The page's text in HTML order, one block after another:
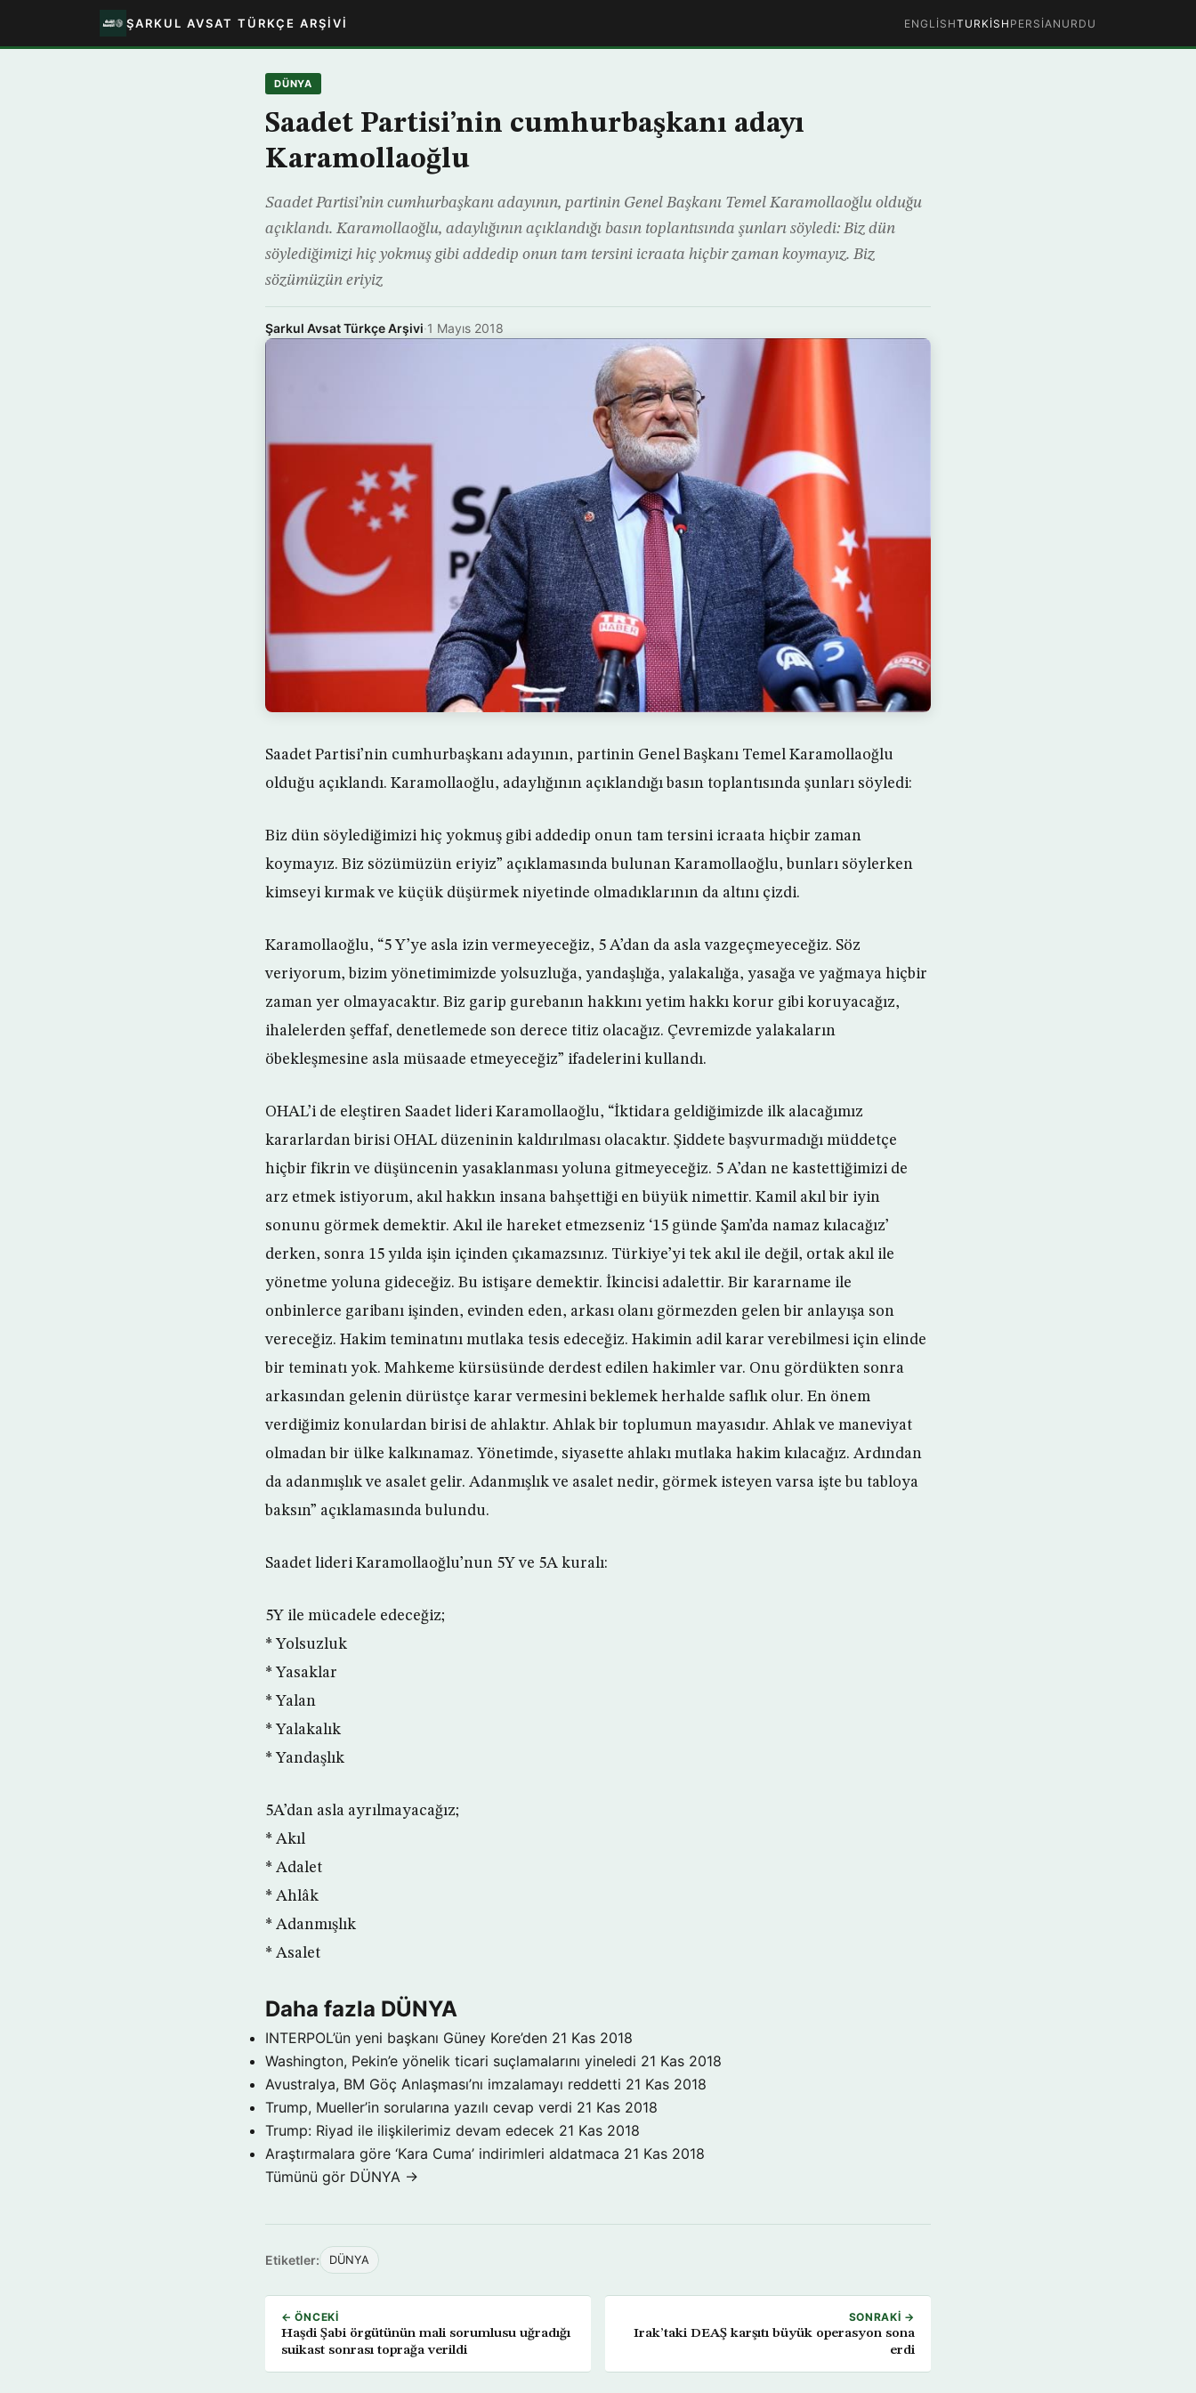
ŞARKUL AVSAT TÜRKÇE ARŞIVI ENGLISHTURKISH PERSIAN URDU
DÜNYA
Saadet Partisi’nin cumhurbaşkanı adayı
Karamollaoğlu
Saadet Partisi’nin cumhurbaşkanı adayının, partinin Genel Başkanı Temel Karamollaoğlu olduğu
açıklandı. Karamollaoğlu, adaylığının açıklandığı basın toplantısında şunları söyledi: Biz dün
söylediğimizi hiç yokmuş gibi addedip onun tam tersini icraata hiçbir zaman koymayız. Biz
sözümüzün eriyiz
Şarkul Avsat Türkçe Arşivi·1 Mayıs 2018
Saadet Partisi’nin cumhurbaşkanı adayının, partinin Genel Başkanı Temel Karamollaoğlu
olduğu açıklandı. Karamollaoğlu, adaylığının açıklandığı basın toplantısında şunları söyledi:
Biz dün söylediğimizi hiç yokmuş gibi addedip onun tam tersini icraata hiçbir zaman
koymayız. Biz sözümüzün eriyiz” açıklamasında bulunan Karamollaoğlu, bunları söylerken
kimseyi kırmak ve küçük düşürmek niyetinde olmadıklarının da altını çizdi.
Karamollaoğlu, “5 Y’ye asla izin vermeyeceğiz, 5 A’dan da asla vazgeçmeyeceğiz. Söz
veriyorum, bizim yönetimimizde yolsuzluğa, yandaşlığa, yalakalığa, yasağa ve yağmaya hiçbir
zaman yer olmayacaktır. Biz garip gurebanın hakkını yetim hakkı korur gibi koruyacağız,
ihalelerden şeffaf, denetlemede son derece titiz olacağız. Çevremizde yalakaların
öbekleşmesine asla müsaade etmeyeceğiz” ifadelerini kullandı.
OHAL’i de eleştiren Saadet lideri Karamollaoğlu, “İktidara geldiğimizde ilk alacağımız
kararlardan birisi OHAL düzeninin kaldırılması olacaktır. Şiddete başvurmadığı müddetçe
hiçbir fikrin ve düşüncenin yasaklanması yoluna gitmeyeceğiz. 5 A’dan ne kastettiğimizi de
arz etmek istiyorum, akıl hakkın insana bahşettiği en büyük nimettir. Kamil akıl bir iyin
sonunu görmek demektir. Akıl ile hareket etmezseniz ‘15 günde Şam’da namaz kılacağız’
derken, sonra 15 yılda işin içinden çıkamazsınız. Türkiye’yi tek akıl ile değil, ortak akıl ile
yönetme yoluna gideceğiz. Bu istişare demektir. İkincisi adalettir. Bir kararname ile
onbinlerce garibanı işinden, evinden eden, arkası olanı görmezden gelen bir anlayışa son
vereceğiz. Hakim teminatını mutlaka tesis edeceğiz. Hakimin adil karar verebilmesi için elinde
bir teminatı yok. Mahkeme kürsüsünde derdest edilen hakimler var. Onu gördükten sonra
arkasından gelenin dürüstçe karar vermesini beklemek herhalde saflık olur. En önem
verdiğimiz konulardan birisi de ahlaktır. Ahlak bir toplumun mayasıdır. Ahlak ve maneviyat
olmadan bir ülke kalkınamaz. Yönetimde, siyasette ahlakı mutlaka hakim kılacağız. Ardından
da adanmışlık ve asalet gelir. Adanmışlık ve asalet nedir, görmek isteyen varsa işte bu tabloya
baksın” açıklamasında bulundu.
Saadet lideri Karamollaoğlu’nun 5Y ve 5A kuralı:
5Y ile mücadele edeceğiz;
* Yolsuzluk
* Yasaklar
* Yalan
* Yalakalık
* Yandaşlık
5A’dan asla ayrılmayacağız;
* Akıl
* Adalet
* Ahlâk
* Adanmışlık
* Asalet
Daha fazla DÜNYA
INTERPOL’ün yeni başkanı Güney Kore’den 21 Kas 2018
Washington, Pekin’e yönelik ticari suçlamalarını yineledi 21 Kas 2018
Avustralya, BM Göç Anlaşması’nı imzalamayı reddetti 21 Kas 2018
Trump, Mueller’in sorularına yazılı cevap verdi 21 Kas 2018
Trump: Riyad ile ilişkilerimiz devam edecek 21 Kas 2018
Araştırmalara göre ‘Kara Cuma’ indirimleri aldatmaca 21 Kas 2018
Tümünü gör DÜNYA →
Etiketler: DÜNYA
← ÖNCEKI
Haşdi Şabi örgütünün mali sorumlusu uğradığı
suikast sonrası toprağa verildi
SONRAKI →
Irak’taki DEAŞ karşıtı büyük operasyon sona
erdi